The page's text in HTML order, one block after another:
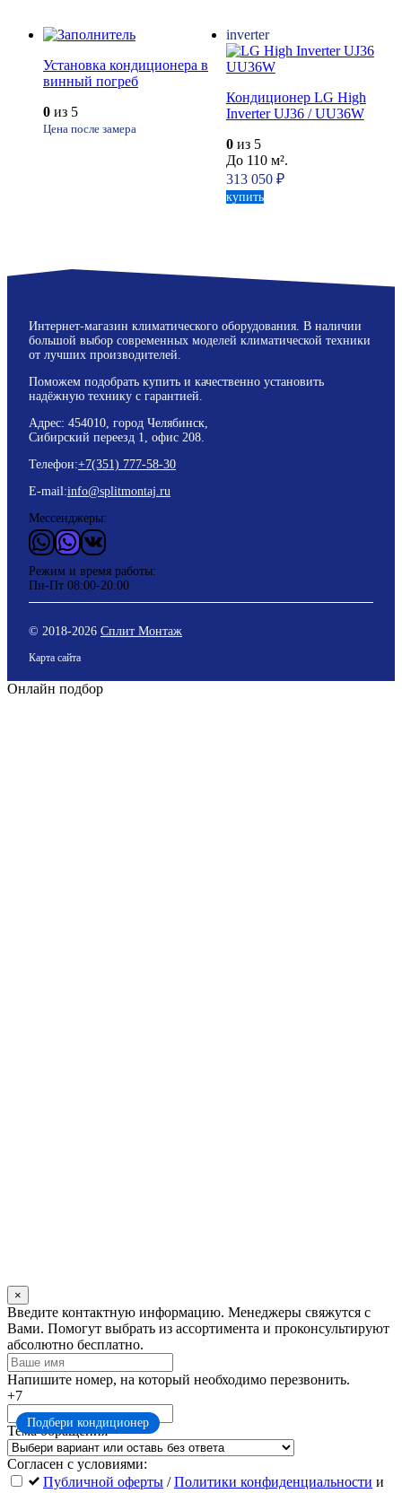
Установка кондиционера в
винный погреб
0 из 5
Цена после замера
inverter
Кондиционер LG High
Inverter UJ36 / UU36W
0из 5
До 110 м².
313 050 ₽
купить
Подбери кондиционер
Интернет-магазин климатического оборудования. В наличии
большой выбор современных моделей климатической техники
от лучших производителей.
Поможем подобрать купить и качественно установить
надёжную технику с гарантией.
Адрес: 454010, город Челябинск,
Сибирский переезд 1, офис 208.
Телефон:+7(351) 777-58-30
E-mail:info@splitmontaj.ru
Мессенджеры:
WhatsApp
ViderВКонтакте
Режим и время работы:
Пн-Пт 08:00-20:00
© 2018-2026 Сплит Монтаж
Карта сайта
Онлайн подбор
×
Оставьте
это
поле
пустым
Введите контактную информацию. Менеджеры свяжутся с
Вами. Помогут выбрать из ассортимента и проконсультируют
абсолютно бесплатно.
Напишите номер, на который необходимо перезвонить.
+7
Тема обращения
Согласен с условиями:
Публичной оферты /Политики конфиденциальности и